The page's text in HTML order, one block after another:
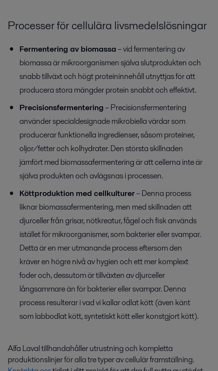
Processer för cellulära livsmedelslösningar
Fermentering av biomassa– vid fermentering av
biomassaär mikroorganismen själva slutprodukten och
snabb tillväxt och högt proteininnehåll utnyttjas för att
producera stora mängder protein snabbt och effektivt.
Precisionsfermentering– Precisionsfermentering
använder specialdesignade mikrobiella värdar som
producerar funktionella ingredienser, såsom proteiner,
oljor/fetter och kolhydrater. Den största skillnaden
jämfört med biomassafermentering är att cellerna inte är
själva produkten ochavlägsnas i processen.
Köttproduktion med cellkulturer– Denna process
liknar biomassafermentering, men med skillnaden att
djurceller från grisar, nötkreatur, fågel och fisk används
istället för mikroorganismer, som bakterier eller svampar.
Detta är en mer utmanande process eftersom den
kräver en högrenivå avhygien ochett mer komplext
foder och, dessutom är tillväxten av djurceller
långsammare än för bakterier eller svampar.Denna
process resulterar i vad vi kallar odlat kött (även känt
som labbodlat kött, syntetiskt kött eller konstgjort kött).
Alfa Laval tillhandahåller utrustning och kompletta
produktionslinjer för alla tretyper avcellulär framställning.